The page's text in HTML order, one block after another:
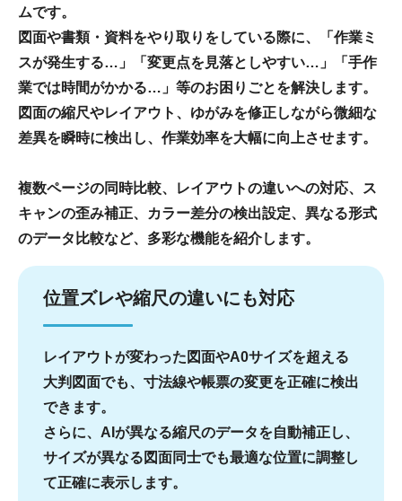
ムです。
図面や書類・資料をやり取りをしている際に、「作業ミ
スが発生する…」「変更点を見落としやすい…」「手作
業では時間がかかる…」等のお困りごとを解決します。
図面の縮尺やレイアウト、ゆがみを修正しながら微細な
差異を瞬時に検出し、作業効率を大幅に向上させます。
複数ページの同時比較、レイアウトの違いへの対応、ス
キャンの歪み補正、カラー差分の検出設定、異なる形式
のデータ比較など、多彩な機能を紹介します。
位置ズレや縮尺の違いにも対応
レイアウトが変わった図面やA0サイズを超える
大判図面でも、寸法線や帳票の変更を正確に検出
できます。
さらに、AIが異なる縮尺のデータを自動補正し、
サイズが異なる図面同士でも最適な位置に調整し
て正確に表示します。